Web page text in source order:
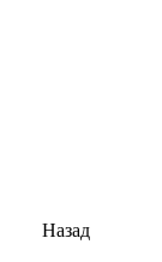
Назад